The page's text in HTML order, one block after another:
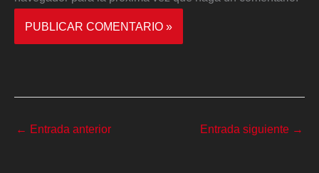
← Entrada anterior Entrada siguiente →